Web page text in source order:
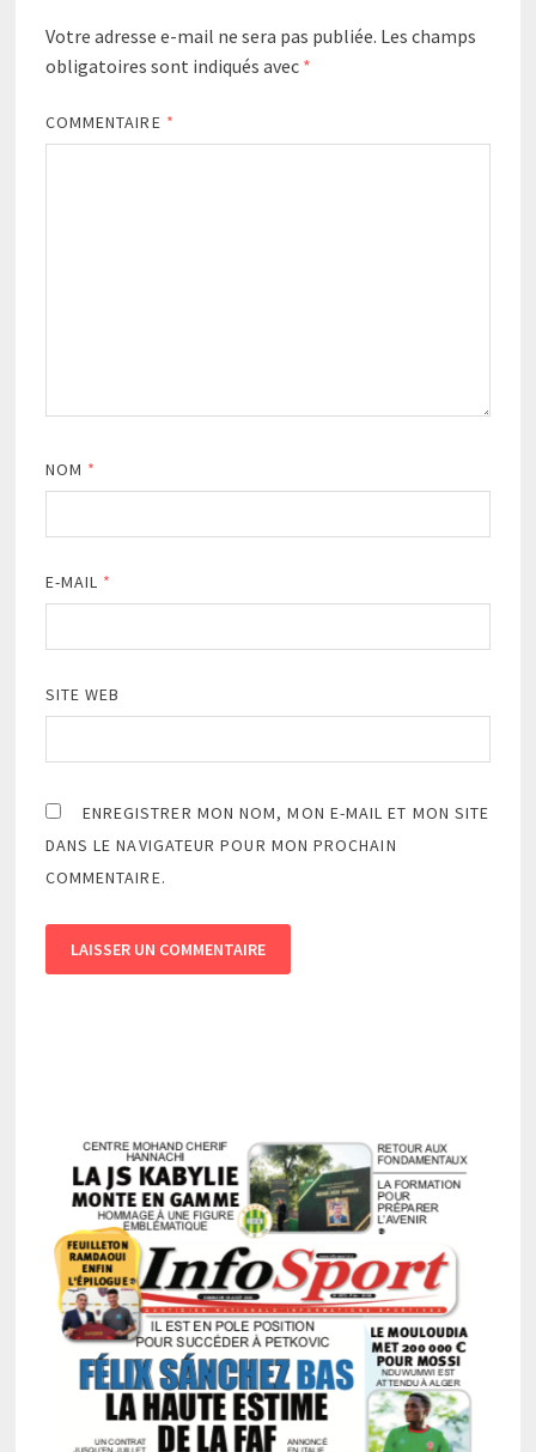
Votre adresse e-mail ne sera pas publiée. Les champs
obligatoires sont indiqués avec *
COMMENTAIRE *
NOM *
E-MAIL *
SITE WEB
ENREGISTRER MON NOM, MON E-MAIL ET MON SITE
DANS LE NAVIGATEUR POUR MON PROCHAIN
COMMENTAIRE.